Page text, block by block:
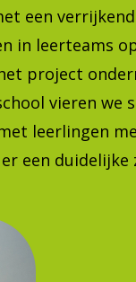
een
in leerteams
project
vieren we
leerlingen
een